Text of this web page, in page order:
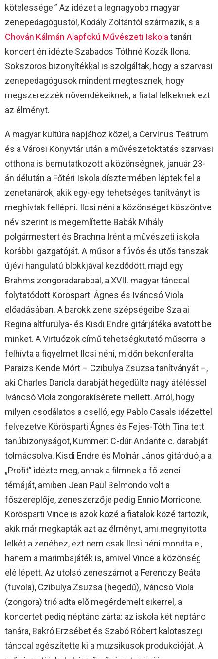
kötelessége.” Az idézet a legnagyobb magyar
zenepedagógustól, Kodály Zoltántól származik, s a
Chován Kálmán Alapfokú Művészeti Iskola tanári
koncertjén idézte Szabados Tóthné Kozák Ilona.
Sokszoros bizonyítékkal is szolgáltak, hogy a szarvasi
zenepedagógusok mindent megtesznek, hogy
megszerezzék növendékeiknek, a fiatal lelkeknek ezt
az élményt.
A magyar kultúra napjához közel, a Cervinus Teátrum
és a Városi Könyvtár után a művészetoktatás szarvasi
otthona is bemutatkozott a közönségnek, január 23-
án délután a Főtéri Iskola dísztermében léptek fel a
zenetanárok, akik egy-egy tehetséges tanítványt is
meghívtak fellépni. Ilcsi néni a közönséget köszöntve
név szerint is megemlítette Babák Mihály
polgármestert és Brachna Irént a művészeti iskola
korábbi igazgatóját. A műsor a fúvós és ütős tanszak
újévi hangulatú blokkjával kezdődött, majd egy
Brahms zongoradarabbal, a XVII. magyar tánccal
folytatódott Körösparti Ágnes és Iváncsó Viola
előadásában. A barokk zene szépségeibe Szalai
Regina altfurulya- és Kisdi Endre gitárjátéka avatott be
minket. A Virtuózok című tehetségkutató műsorra is
felhívta a figyelmet Ilcsi néni, midőn bekonferálta
Paraizs Kende Mórt – Czibulya Zsuzsa tanítványát –,
aki Charles Dancla darabját hegedülte nagy átéléssel
Iváncsó Viola zongorakísérete mellett. Arról, hogy
milyen csodálatos a cselló, egy Pablo Casals idézettel
felvezetve Körösparti Ágnes és Fejes-Tóth Tina tett
tanúbizonyságot, Kummer: C-dúr Andante c. darabját
tolmácsolva. Kisdi Endre és Molnár János gitárduója a
„Profit” idézte meg, annak a filmnek a fő zenei
témáját, amiben Jean Paul Belmondo volt a
főszereplője, zeneszerzője pedig Ennio Morricone.
Körösparti Vince is azok közé a fiatalok közé tartozik,
akik már megkapták azt az élményt, ami megnyitotta
lelkét a zenéhez, ezt nem csak Ilcsi néni mondta el,
hanem a marimbajáték is, amivel Vince a közönség
elé lépett. Az utolsó zeneszámot a Ferenczy Beáta
(fuvola), Czibulya Zsuzsa (hegedű), Iváncsó Viola
(zongora) trió adta elő megérdemelt sikerrel, a
koncertet pedig néptánc zárta: az iskola két néptánc
tanára, Bakró Erzsébet és Szabó Róbert kalotaszegi
tánccal egészítette ki a muzsikusok produkcióját. A